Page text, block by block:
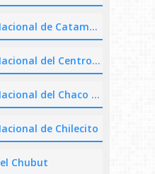
Universidad Nacional de Catamarca
Universidad Nacional del Centro de la Provincia de Buenos Aires
Universidad Nacional del Chaco Austral
de Chilecito
Chubut